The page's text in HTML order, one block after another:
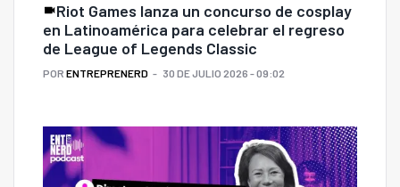
Riot Games lanza un concurso de cosplay
en Latinoamérica para celebrar el regreso
de League of Legends Classic
POR ENTREPRENERD 30 DE JULIO 2026 - 09:02